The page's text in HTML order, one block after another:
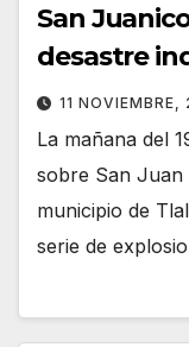
San
desastre
11 NOVIEMBRE,
La mañana del
sobre San
municipio de
serie de